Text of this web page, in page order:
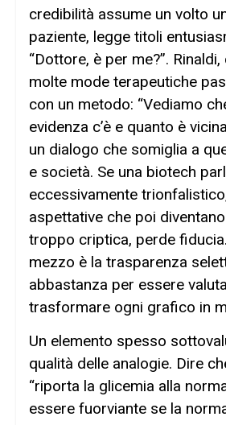
credibilità assume un volto
paziente, legge titoli
“Dottore, è per me?”.
molte mode terapeutiche
con un metodo: “Vediamo
evidenza c’è e quanto è
un dialogo che somiglia a
e società. Se una biotech
eccessivamente
aspettative che poi
troppo criptica, perde
mezzo è la trasparenza
abbastanza per essere
trasformare ogni grafico in
Un elemento spesso
qualità delle analogie. Dire
“riporta la glicemia alla
essere fuorviante se la